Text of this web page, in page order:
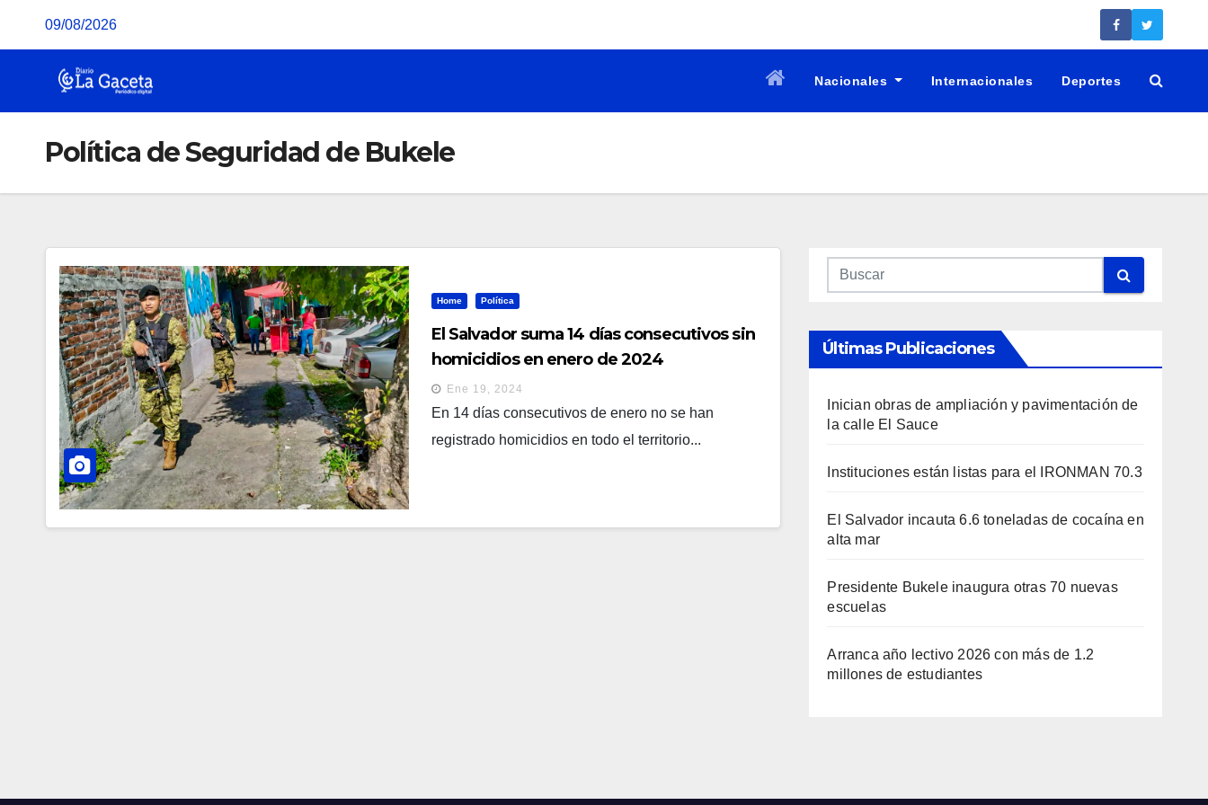
09/08/2026
Nacionales Internacionales Deportes
Política de Seguridad de Bukele
Home Política
El Salvador suma 14 días consecutivos sin
homicidios en enero de 2024
Ene 19, 2024
En 14 días consecutivos de enero no se han
registrado homicidios en todo el territorio...
Últimas Publicaciones
Inician obras de ampliación y pavimentación de
la calle El Sauce
Instituciones están listas para el IRONMAN 70.3
El Salvador incauta 6.6 toneladas de cocaína en
alta mar
Presidente Bukele inaugura otras 70 nuevas
escuelas
Arranca año lectivo 2026 con más de 1.2
millones de estudiantes